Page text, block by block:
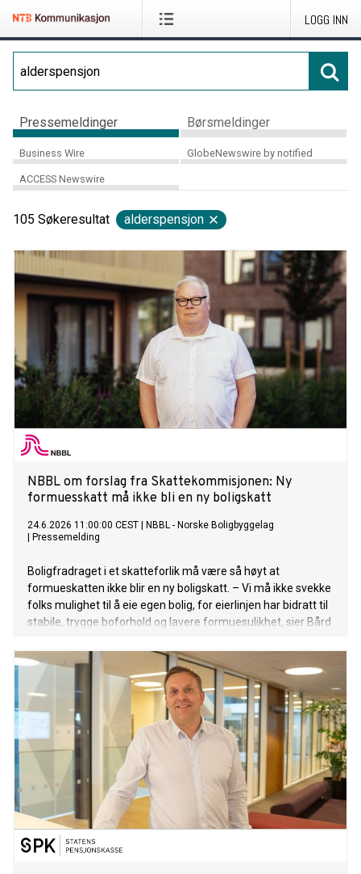
LOGG INN
Pressemeldinger Børsmeldinger
Business Wire GlobeNewswire by notified
ACCESS Newswire
105 Søkeresultat alderspensjon
NBBL om forslag fra Skattekommisjonen: Ny
formuesskatt må ikke bli en ny boligskatt
24.6.2026 11:00:00 CEST
NBBL - Norske Boligbyggelag
Pressemelding
Boligfradraget i et skatteforlik må være så høyt at
formueskatten ikke blir en ny boligskatt. – Vi må ikke svekke
folks mulighet til å eie egen bolig, for eierlinjen har bidratt til
stabile, trygge boforhold og lavere formuesulikhet, sier Bård